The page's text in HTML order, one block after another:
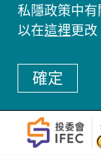
私隱政策中
以在這裡更
確定